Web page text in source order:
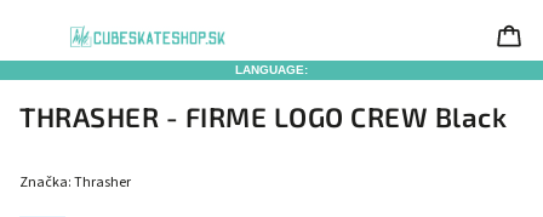
LANGUAGE:
THRASHER - FIRME LOGO CREW Black
Značka:Thrasher